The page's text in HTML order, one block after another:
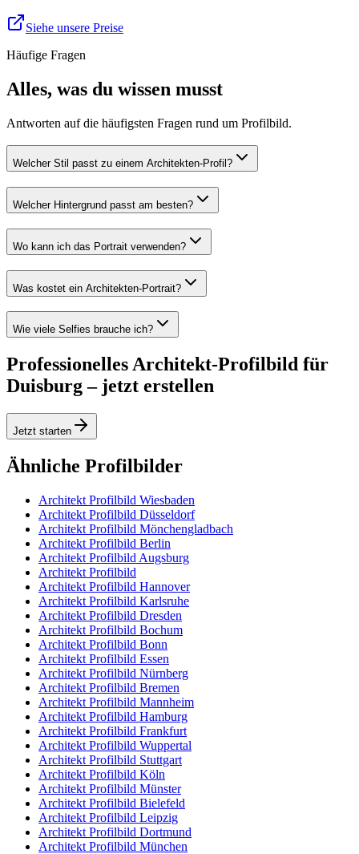
Siehe unsere Preise
Häufige Fragen
Alles, was du wissen musst
Antworten auf die häufigsten Fragen rund um Profilbild.
Welcher Stil passt zu einem Architekten-Profil?
Welcher Hintergrund passt am besten?
Wo kann ich das Portrait verwenden?
Was kostet ein Architekten-Portrait?
Wie viele Selfies brauche ich?
Professionelles Architekt-Profilbild für
Duisburg – jetzt erstellen
Jetzt starten
Ähnliche Profilbilder
Architekt Profilbild Wiesbaden
Architekt Profilbild Düsseldorf
Architekt Profilbild Mönchengladbach
Architekt Profilbild Berlin
Architekt Profilbild Augsburg
Architekt Profilbild
Architekt Profilbild Hannover
Architekt Profilbild Karlsruhe
Architekt Profilbild Dresden
Architekt Profilbild Bochum
Architekt Profilbild Bonn
Architekt Profilbild Essen
Architekt Profilbild Nürnberg
Architekt Profilbild Bremen
Architekt Profilbild Mannheim
Architekt Profilbild Hamburg
Architekt Profilbild Frankfurt
Architekt Profilbild Wuppertal
Architekt Profilbild Stuttgart
Architekt Profilbild Köln
Architekt Profilbild Münster
Architekt Profilbild Bielefeld
Architekt Profilbild Leipzig
Architekt Profilbild Dortmund
Architekt Profilbild München